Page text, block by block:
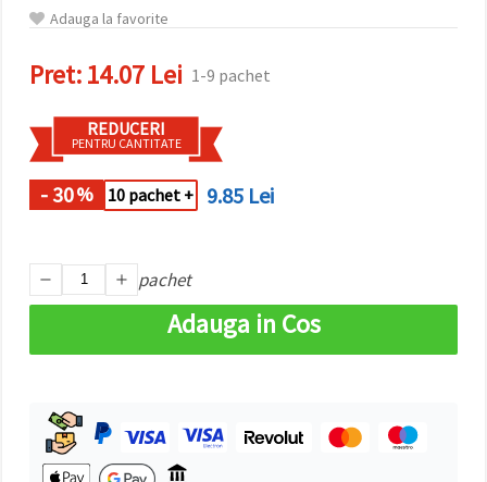
cookie -uri
pe butonul
"Salvați"
Аcceptati
Setări
Adauga la favorite
Pret:14.07 Lei 1-9 pachet
REDUCERI
PENTRU CANTITATE
- 30% 10 pachet + 9.85 Lei
pachet
Adauga in Cos